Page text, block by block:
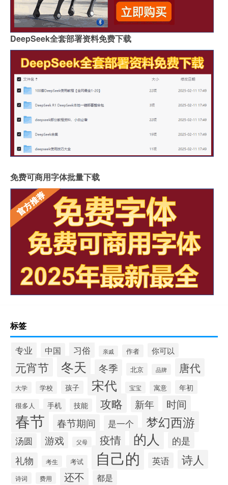
DeepSeek全套部署资料免费下载
免费可商用字体批量下载
标签
专业 中国 习俗 亲戚 作者 你可以
元宵节 冬天 冬季 北京 品牌 唐代
大学 学校 孩子 宋代 宝宝 寓意 年初
很多人 手机 技能 攻略 新年 时间
春节 春节期间 是一个 梦幻西游
汤圆 游戏 父母 疫情 的人 的是
礼物 考生 考试 自己的 英语 诗人
诗词 费用 还不 都是